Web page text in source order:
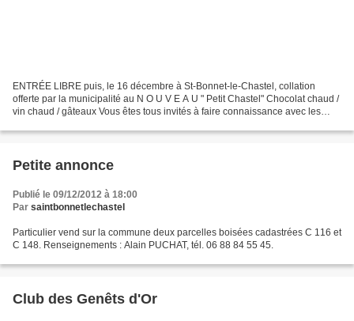
ENTRÉE LIBRE puis, le 16 décembre à St-Bonnet-le-Chastel, collation
offerte par la municipalité au N O U V E A U " Petit Chastel" Chocolat chaud /
vin chaud / gâteaux Vous êtes tous invités à faire connaissance avec les
Petite annonce
Publié le 09/12/2012 à 18:00
Par saintbonnetlechastel
Particulier vend sur la commune deux parcelles boisées cadastrées C 116 et
C 148. Renseignements : Alain PUCHAT, tél. 06 88 84 55 45.
Club des Genêts d'Or